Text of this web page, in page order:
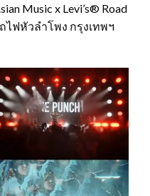
Music x Levi’s® Road
ไฟหัวลำโพง กรุงเทพฯ